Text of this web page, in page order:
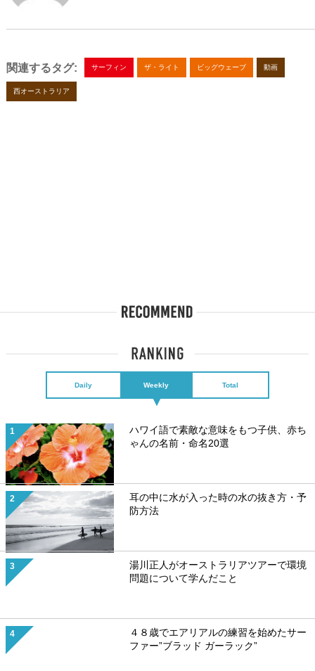
関連するタグ: サーフィン ザ・ライト ビッグウェーブ 動画
西オーストラリア
Daily Weekly Total
ハワイ語で素敵な意味をもつ子供、赤ち
ゃんの名前・命名20選
耳の中に水が入った時の水の抜き方・予
防方法
湯川正人がオーストラリアツアーで環境
問題について学んだこと
４８歳でエアリアルの練習を始めたサー
ファー”ブラッド ガーラック”